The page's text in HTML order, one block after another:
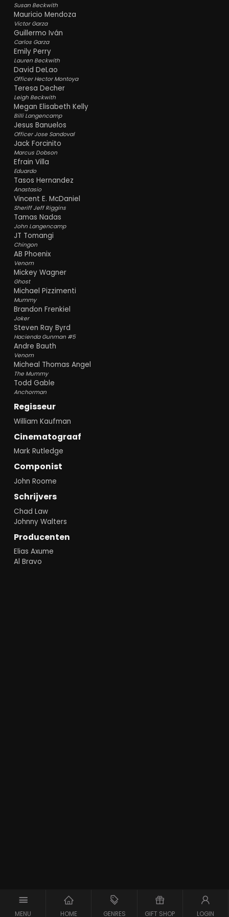
MENU HOME GENRES GIFT SHOP LOGIN
Susan Beckwith
Mauricio Mendoza
Victor Garza
Guillermo Iván
Carlos Garza
Emily Perry
Lauren Beckwith
David DeLao
Officer Hector Montoya
Teresa Decher
Leigh Beckwith
Megan Elisabeth Kelly
Billi Langencamp
Jesus Banuelos
Officer Jose Sandoval
Jack Forcinito
Marcus Dobson
Efrain Villa
Eduardo
Tasos Hernandez
Anastasio
Vincent E. McDaniel
Sheriff Jeff Riggins
Tamas Nadas
John Langencamp
JT Tomangi
Chingon
AB Phoenix
Venom
Mickey Wagner
Ghost
Michael Pizzimenti
Mummy
Brandon Frenkiel
Joker
Steven Ray Byrd
Hacienda Gunman #5
Andre Bauth
Venom
Micheal Thomas Angel
The Mummy
Todd Gable
Anchorman
Regisseur
William Kaufman
Cinematograaf
Mark Rutledge
Componist
John Roome
Schrijvers
Chad Law
Johnny Walters
Producenten
Elias Axume
Al Bravo